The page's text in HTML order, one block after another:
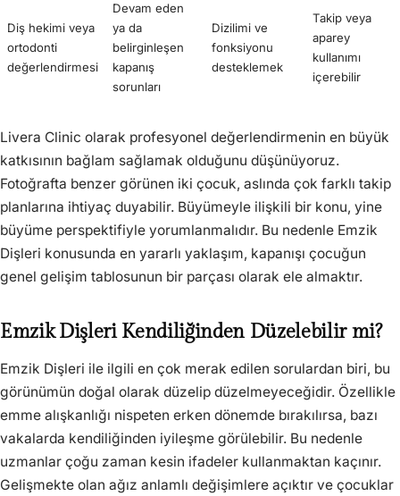
Diş hekimi veya
ortodonti
değerlendirmesi
Devam eden
ya da
belirginleşen
kapanış
sorunları
Dizilimi ve
fonksiyonu
desteklemek
Takip veya
aparey
kullanımı
içerebilir
Livera Clinic olarak profesyonel değerlendirmenin en büyük
katkısının bağlam sağlamak olduğunu düşünüyoruz.
Fotoğrafta benzer görünen iki çocuk, aslında çok farklı takip
planlarına ihtiyaç duyabilir. Büyümeyle ilişkili bir konu, yine
büyüme perspektifiyle yorumlanmalıdır. Bu nedenle Emzik
Dişleri konusunda en yararlı yaklaşım, kapanışı çocuğun
genel gelişim tablosunun bir parçası olarak ele almaktır.
Emzik Dişleri Kendiliğinden Düzelebilir mi?
Emzik Dişleri ile ilgili en çok merak edilen sorulardan biri, bu
görünümün doğal olarak düzelip düzelmeyeceğidir. Özellikle
emme alışkanlığı nispeten erken dönemde bırakılırsa, bazı
vakalarda kendiliğinden iyileşme görülebilir. Bu nedenle
uzmanlar çoğu zaman kesin ifadeler kullanmaktan kaçınır.
Gelişmekte olan ağız anlamlı değişimlere açıktır ve çocuklar